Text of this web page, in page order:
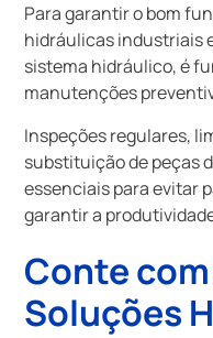
Para garantir o bom
hidráulicas industriais
sistema hidráulico, é
manutenções
Inspeções regulares,
substituição de peças
essenciais para evitar
garantir a
Conte
Soluções